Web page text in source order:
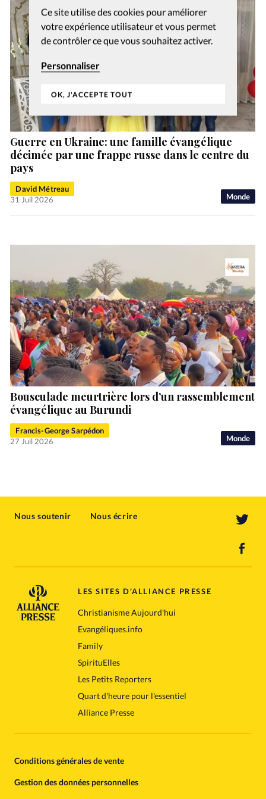
Ce site utilise des cookies pour améliorer
votre expérience utilisateur et vous permet
de contrôler ce que vous souhaitez activer.
Personnaliser
OK, J'ACCEPTE TOUT
Monde
Guerre en Ukraine: une famille évangélique
décimée par une frappe russe dans le centre du
pays
David Métreau
31 Juil 2026
Monde
Bousculade meurtrière lors d’un rassemblement
évangélique au Burundi
Francis-George Sarpédon
27 Juil 2026
Nous soutenir Nous écrire
LES SITES D'ALLIANCE PRESSE
Christianisme Aujourd'hui
Evangéliques.info
Family
SpirituElles
Les Petits Reporters
Quart d'heure pour l'essentiel
Alliance Presse
Conditions générales de vente
Gestion des données personnelles